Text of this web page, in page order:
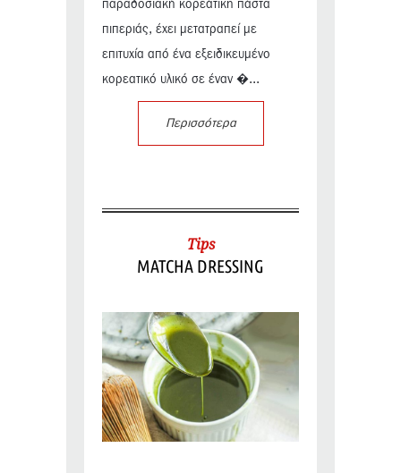
παραδοσιακή κορεάτικη πάστα
πιπεριάς, έχει μετατραπεί με
επιτυχία από ένα εξειδικευμένο
κορεατικό υλικό σε έναν �...
Περισσότερα
Tips
MATCHA DRESSING